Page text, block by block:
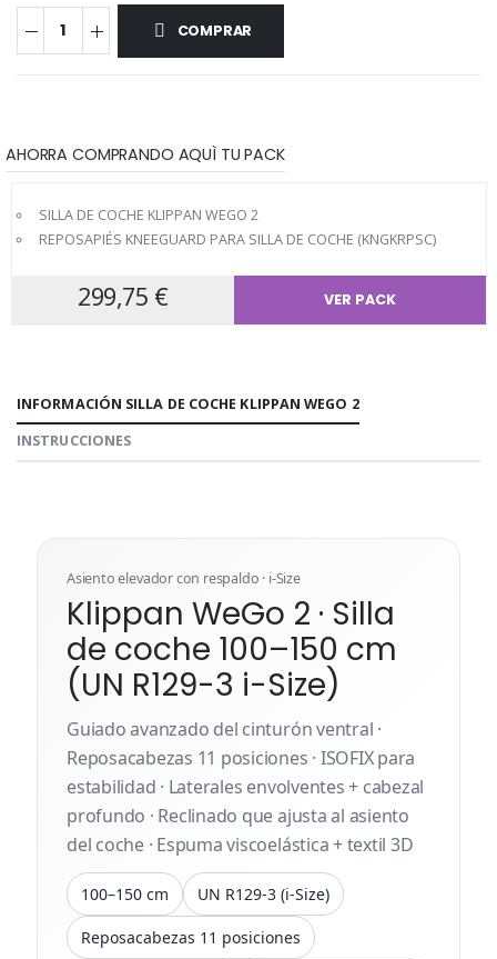
COMPRAR
AHORRA COMPRANDO AQUÌ TU PACK
SILLA DE COCHE KLIPPAN WEGO 2
REPOSAPIÉS KNEEGUARD PARA SILLA DE COCHE (KNGKRPSC)
299,75 € VER PACK
INFORMACIÓN SILLA DE COCHE KLIPPAN WEGO 2
INSTRUCCIONES
Asiento elevador con respaldo · i-Size
Klippan WeGo 2 · Silla
de coche 100–150 cm
(UN R129-3 i-Size)
Guiado avanzado del cinturón ventral ·
Reposacabezas 11 posiciones · ISOFIX para
estabilidad · Laterales envolventes + cabezal
profundo · Reclinado que ajusta al asiento
del coche · Espuma viscoelástica + textil 3D
100–150 cm UN R129-3 (i-Size)
Reposacabezas 11 posiciones